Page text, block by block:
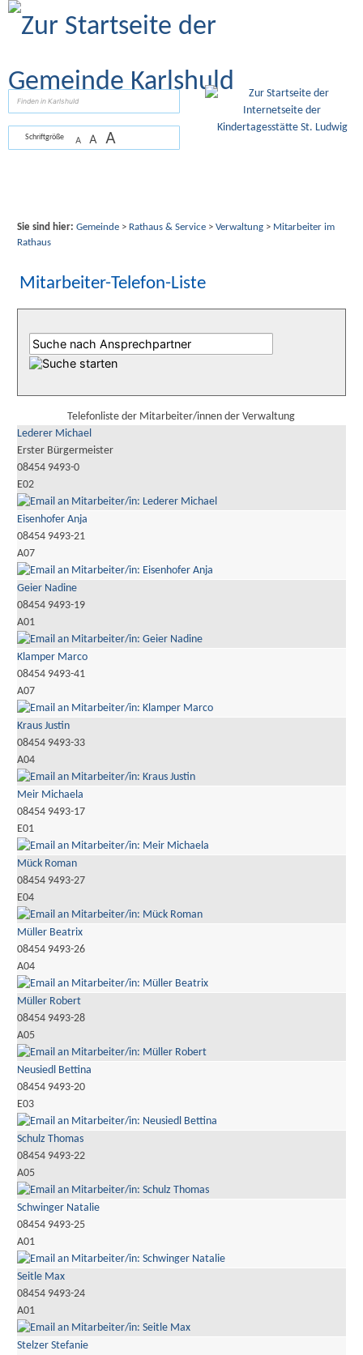
Zum Inhalt
Schriftgröße A A A
Sie sind hier: Gemeinde> Rathaus & Service> Verwaltung> Mitarbeiter im
Rathaus
Mitarbeiter-Telefon-Liste
Telefonliste der Mitarbeiter/innen der Verwaltung
Lederer Michael
Erster Bürgermeister
08454 9493-0
E02
Eisenhofer Anja
08454 9493-21
A07
Geier Nadine
08454 9493-19
A01
Klamper Marco
08454 9493-41
A07
Kraus Justin
08454 9493-33
A04
Meir Michaela
08454 9493-17
E01
Mück Roman
08454 9493-27
E04
Müller Beatrix
08454 9493-26
A04
Müller Robert
08454 9493-28
A05
Neusiedl Bettina
08454 9493-20
E03
Schulz Thomas
08454 9493-22
A05
Schwinger Natalie
08454 9493-25
A01
Seitle Max
08454 9493-24
A01
Stelzer Stefanie